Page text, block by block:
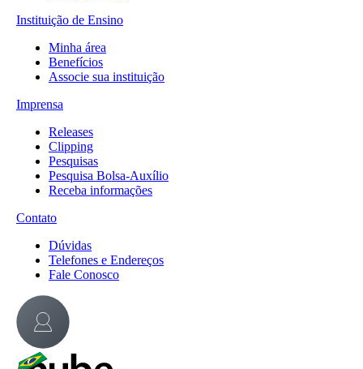
Instituição de Ensino
Minha área
Benefícios
Associe sua instituição
Imprensa
Releases
Clipping
Pesquisas
Pesquisa Bolsa-Auxílio
Receba informações
Contato
Dúvidas
Telefones e Endereços
Fale Conosco